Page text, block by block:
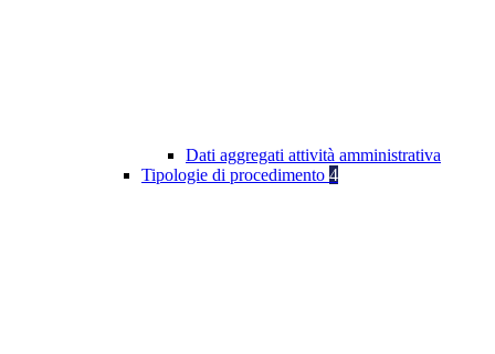
Dati aggregati attività amministrativa
Tipologie di procedimento 4